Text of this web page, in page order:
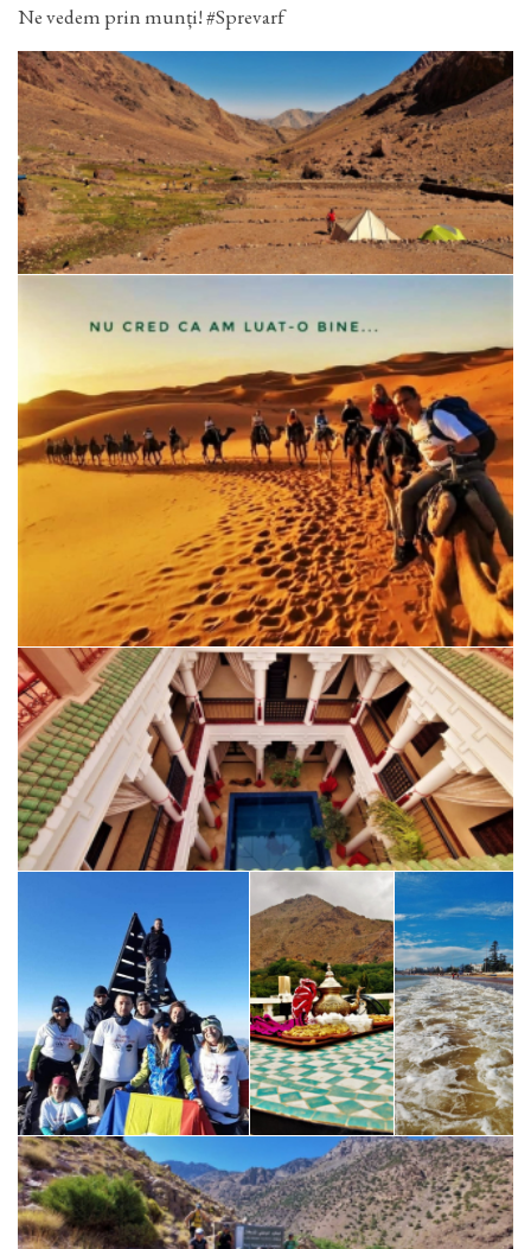
Ne vedem prin munți! #Sprevarf